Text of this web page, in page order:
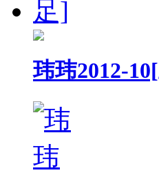
玮玮2012-